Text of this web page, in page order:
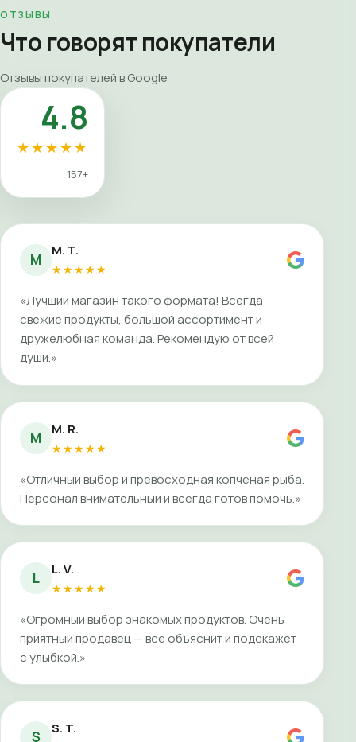
ОТЗЫВЫ
Что говорят покупатели
Отзывы покупателей в Google
4.8
★★★★★
157+
M M. T.
★★★★★
«Лучший магазин такого формата! Всегда
свежие продукты, большой ассортимент и
дружелюбная команда. Рекомендую от всей
души.»
M M. R.
★★★★★
«Отличный выбор и превосходная копчёная рыба.
Персонал внимательный и всегда готов помочь.»
L L. V.
★★★★★
«Огромный выбор знакомых продуктов. Очень
приятный продавец — всё объяснит и подскажет
с улыбкой.»
S S. T.